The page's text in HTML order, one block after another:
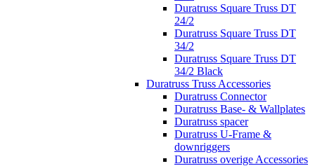
Duratruss Square Truss DT
24/2
Duratruss Square Truss DT
34/2
Duratruss Square Truss DT
34/2 Black
Duratruss Truss Accessories
Duratruss Connector
Duratruss Base- & Wallplates
Duratruss spacer
Duratruss U-Frame &
downriggers
Duratruss overige Accessories